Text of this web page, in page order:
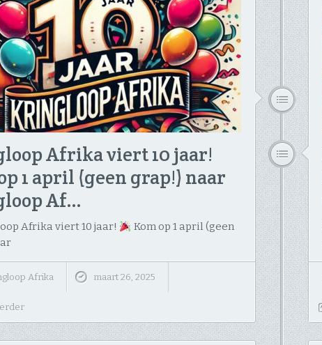
Afrika viert 10 jaar!
1 april (geen grap!) naar
Af…
Afrika viert 10 jaar!
Kom op 1 april (geen
Afrika maart 26, 2025